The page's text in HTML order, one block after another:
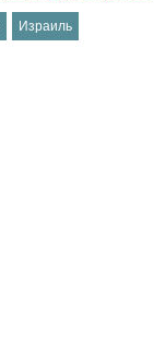
Израиль